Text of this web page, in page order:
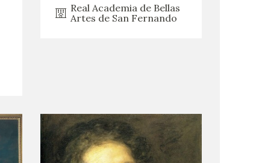
Real Academia de Bellas
Artes de San Fernando